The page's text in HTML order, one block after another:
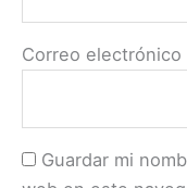
Correo electrónico
Guardar mi